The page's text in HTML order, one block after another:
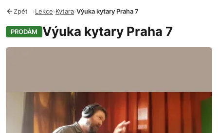
Zpět ›Lekce›Kytara›Výuka kytary Praha 7
PRODÁM Výuka kytary Praha 7
Fotografie